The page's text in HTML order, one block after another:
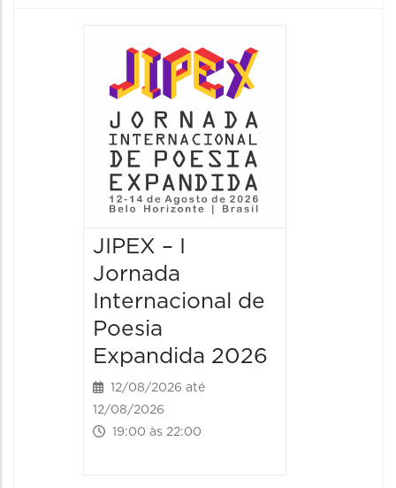
JIPEX – I
Jornada
Internacional de
Poesia
Expandida 2026
12/08/2026 até
12/08/2026
19:00 às 22:00